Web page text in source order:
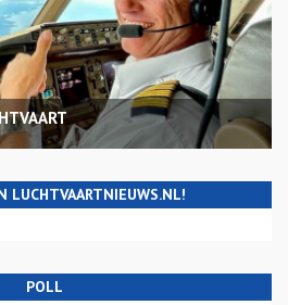
LUCHTVAARTNIEUWS.NL!
POLL